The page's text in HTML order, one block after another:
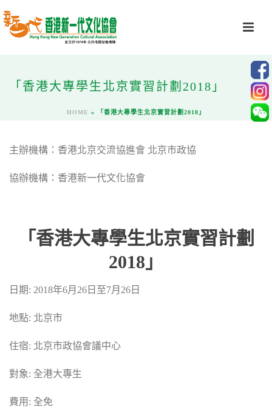
「香港大專學生北京實習計劃2018」
HOME » 「香港大專學生北京實習計劃2018」
主辦機構：香港北京交流協進會 北京市政協
協辦機構：香港新一代文化協會
「香港大專學生北京實習計劃
2018」
日期: 2018年6月26日至7月26日
地點: 北京市
住宿: 北京市政協會議中心
對象: 全港大專生
費用: 全免